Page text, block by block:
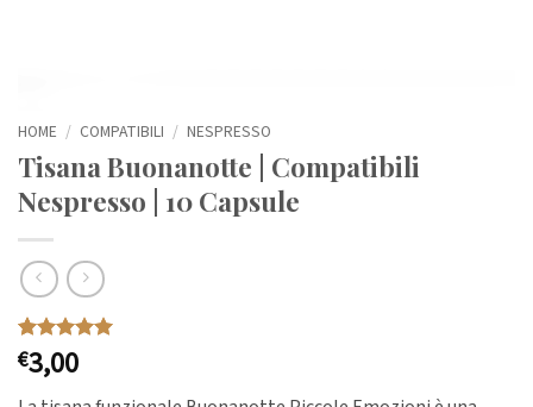
HOME / COMPATIBILI / NESPRESSO
Tisana Buonanotte | Compatibili
Nespresso | 10 Capsule
Valutato
su 5 su
1
€3,00